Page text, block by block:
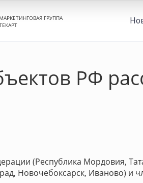
МАРКЕТИНГОВАЯ ГРУППА
РФ
(Республика Мордовия,
Новочебоксарск, Иваново) и